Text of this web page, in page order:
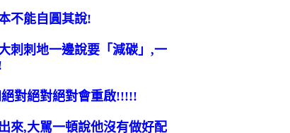
不能自圓其說!
刺刺地一邊說要「減碳」,一
對絕對絕對會重啟!!!!!
來,大駡一頓說他沒有做好配